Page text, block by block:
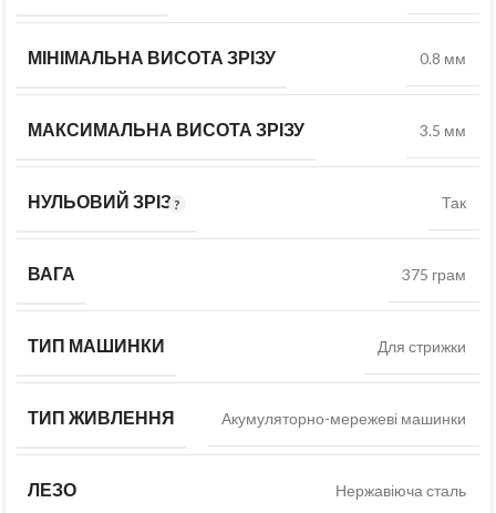
МІНІМАЛЬНА ВИСОТА ЗРІЗУ 0.8 мм
МАКСИМАЛЬНА ВИСОТА ЗРІЗУ 3.5 мм
НУЛЬОВИЙ ЗРІЗ Так
ВАГА 375 грам
ТИП МАШИНКИ Для стрижки
ТИП ЖИВЛЕННЯ Акумуляторно-мережеві машинки
ЛЕЗО Нержавіюча сталь